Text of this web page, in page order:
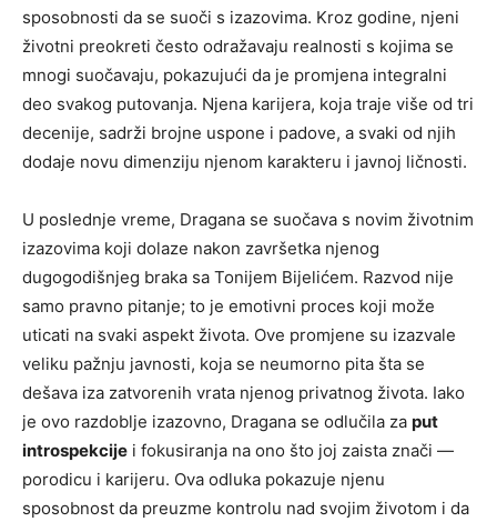
sposobnosti da se suoči s izazovima. Kroz godine, njeni
životni preokreti često odražavaju realnosti s kojima se
mnogi suočavaju, pokazujući da je promjena integralni
deo svakog putovanja. Njena karijera, koja traje više od tri
decenije, sadrži brojne uspone i padove, a svaki od njih
dodaje novu dimenziju njenom karakteru i javnoj ličnosti.
U poslednje vreme, Dragana se suočava s novim životnim
izazovima koji dolaze nakon završetka njenog
dugogodišnjeg braka sa Tonijem Bijelićem. Razvod nije
samo pravno pitanje; to je emotivni proces koji može
uticati na svaki aspekt života. Ove promjene su izazvale
veliku pažnju javnosti, koja se neumorno pita šta se
dešava iza zatvorenih vrata njenog privatnog života. Iako
je ovo razdoblje izazovno, Dragana se odlučila za put
introspekcije i fokusiranja na ono što joj zaista znači —
porodicu i karijeru. Ova odluka pokazuje njenu
sposobnost da preuzme kontrolu nad svojim životom i da